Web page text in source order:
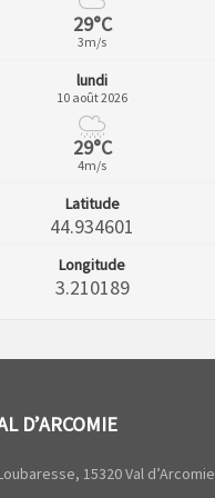
29°C
3m/s
lundi
10 août 2026
29°C
4m/s
Latitude
44.934601
Longitude
3.210189
D’ARCOMIE
15320 Val d’Arcomie